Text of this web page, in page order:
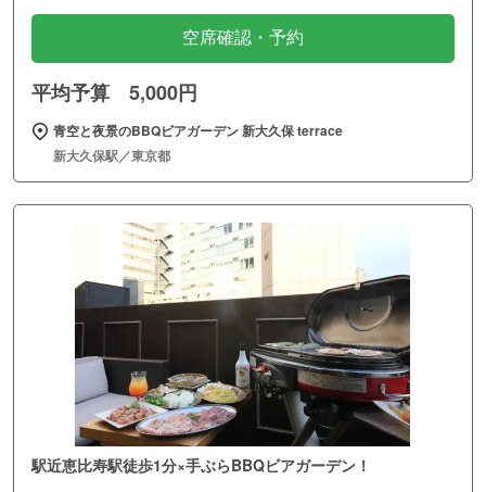
空席確認・予約
平均予算 5,000円
青空と夜景のBBQビアガーデン 新大久保 terrace
新大久保駅／東京都
駅近恵比寿駅徒歩1分×手ぶらBBQビアガーデン！